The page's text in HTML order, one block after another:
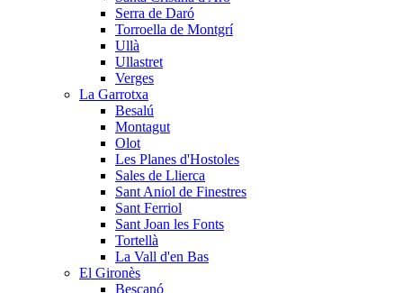
Serra de Daró
Torroella de Montgrí
Ullà
Ullastret
Verges
La Garrotxa
Besalú
Montagut
Olot
Les Planes d'Hostoles
Sales de Llierca
Sant Aniol de Finestres
Sant Ferriol
Sant Joan les Fonts
Tortellà
La Vall d'en Bas
El Gironès
Bescanó